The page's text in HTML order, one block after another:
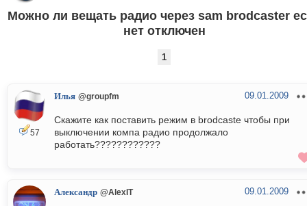
Можно ли вещать радио через sam brodcaster
нет отключен
1
57
Илья @groupfm 09.01.2009
Скажите как поставить режим в brodcaste чтобы при
выключении компа радио продолжало
работать????????????
Александр @AlexIT 09.01.2009